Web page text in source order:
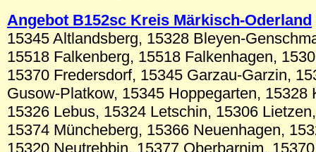
Angebot B152sc Kreis Märkisch-Oderland
15345 Altlandsberg, 15328 Bleyen-
15518 Falkenberg, 15518 Falkenhagen,
15370 Fredersdorf, 15345 Garzau-Garzin,
Gusow-Platkow, 15345 Hoppegarten, 15328
15326 Lebus, 15324 Letschin, 15306
15374 Müncheberg, 15366 Neuenhagen,
15320 Neutrebbin, 15377 Oberbarnim,